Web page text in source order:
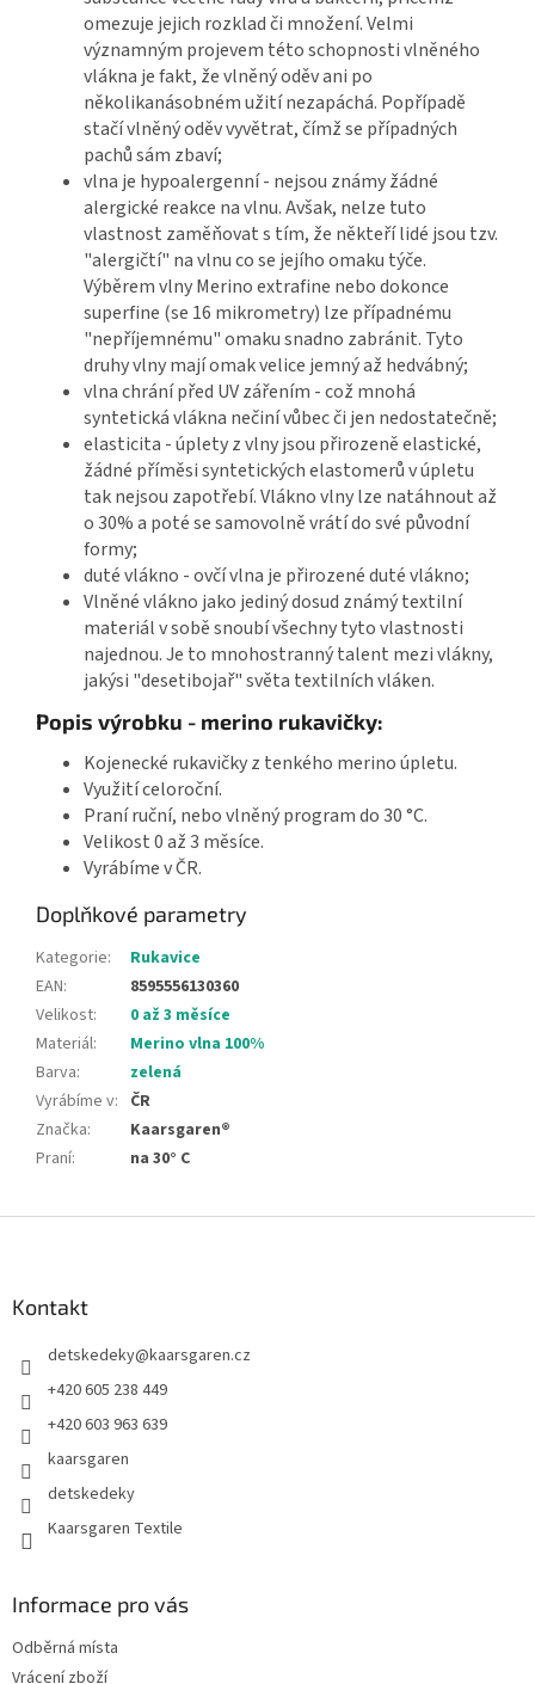
omezuje jejich rozklad či množení. Velmi
významným projevem této schopnosti vlněného
vlákna je fakt, že vlněný oděv ani po
několikanásobném užití nezapáchá. Popřípadě
stačí vlněný oděv vyvětrat, čímž se případných
pachů sám zbaví;
vlna je hypoalergenní - nejsou známy žádné
alergické reakce na vlnu. Avšak, nelze tuto
vlastnost zaměňovat s tím, že někteří lidé jsou tzv.
"alergičtí" na vlnu co se jejího omaku týče.
Výběrem vlny Merino extrafine nebo dokonce
superfine (se 16 mikrometry) lze případnému
"nepříjemnému" omaku snadno zabránit. Tyto
druhy vlny mají omak velice jemný až hedvábný;
vlna chrání před UV zářením - což mnohá
syntetická vlákna nečiní vůbec či jen nedostatečně;
elasticita - úplety z vlny jsou přirozeně elastické,
žádné příměsi syntetických elastomerů v úpletu
tak nejsou zapotřebí. Vlákno vlny lze natáhnout až
o 30% a poté se samovolně vrátí do své původní
formy;
duté vlákno - ovčí vlna je přirozené duté vlákno;
Vlněné vlákno jako jediný dosud známý textilní
materiál v sobě snoubí všechny tyto vlastnosti
najednou. Je to mnohostranný talent mezi vlákny,
jakýsi "desetibojař" světa textilních vláken.
Popis výrobku - merino rukavičky:
Kojenecké rukavičky z tenkého merino úpletu.
Využití celoroční.
Praní ruční, nebo vlněný program do 30 °C.
Velikost 0 až 3 měsíce.
Vyrábíme v ČR.
Doplňkové parametry
Kategorie:
Rukavice
EAN:
8595556130360
Velikost:
0 až 3 měsíce
Materiál:
Merino vlna 100%
Barva:
zelená
Vyrábíme v: ČR
Značka:
Kaarsgaren®
Praní: na 30° C
Kontakt
detskedeky@kaarsgaren.cz
+420 605 238 449
+420 603 963 639
kaarsgaren
detskedeky
Kaarsgaren Textile
Informace pro vás
Odběrná místa
Vrácení zboží